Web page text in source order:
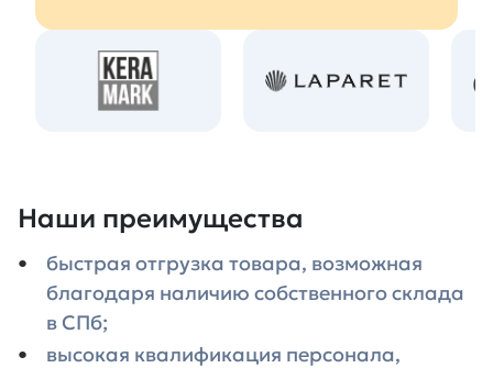
Наши преимущества
быстрая отгрузка товара, возможная
благодаря наличию собственного склада
в СПб;
высокая квалификация персонала,